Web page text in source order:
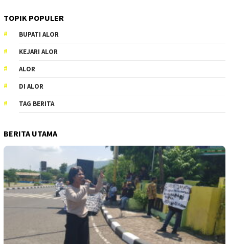
TOPIK POPULER
BUPATI ALOR
KEJARI ALOR
ALOR
DI ALOR
TAG BERITA
BERITA UTAMA